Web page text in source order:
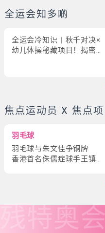
全运会知多啲
全运会冷知识｜秋千对决×
幼儿体操秘藏项目！揭密
焦点运动员 X 焦点项
羽毛球
羽毛球与朱文佳争铜牌
香港首名侏儒症球手王镇
残特奥会